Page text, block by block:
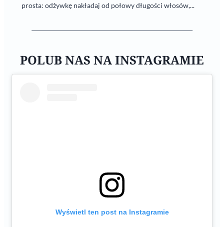
prosta: odżywkę nakładaj od połowy długości włosów,...
POLUB NAS NA INSTAGRAMIE
Wyświetl ten post na Instagramie